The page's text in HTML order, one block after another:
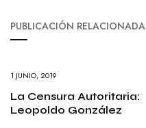
PUBLICACIÓN RELACIONADA
1 JUNIO, 2019
La Censura Autoritaria:
Leopoldo González